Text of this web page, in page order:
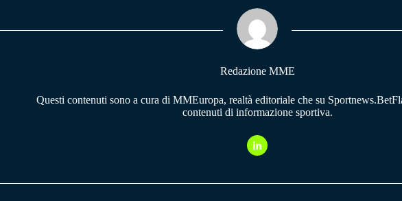
pp m
Redazione MME
Questi contenuti sono a cura di MMEuropa, realtà editoriale che su
contenuti di informazione sportiva.